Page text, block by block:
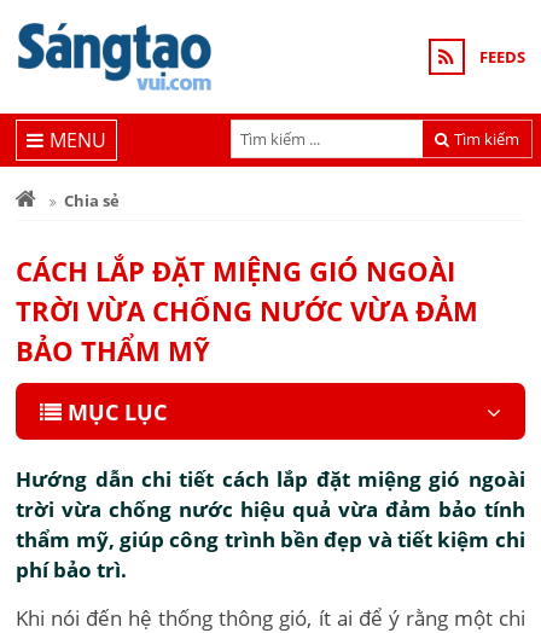
FEEDS
Tìm kiếm
MENU
Chia sẻ
CÁCH LẮP ĐẶT MIỆNG GIÓ NGOÀI
TRỜI VỪA CHỐNG NƯỚC VỪA ĐẢM
BẢO THẨM MỸ
MỤC LỤC
Hướng dẫn chi tiết cách lắp đặt miệng gió ngoài
trời vừa chống nước hiệu quả vừa đảm bảo tính
thẩm mỹ, giúp công trình bền đẹp và tiết kiệm chi
phí bảo trì.
Khi nói đến hệ thống thông gió, ít ai để ý rằng một chi